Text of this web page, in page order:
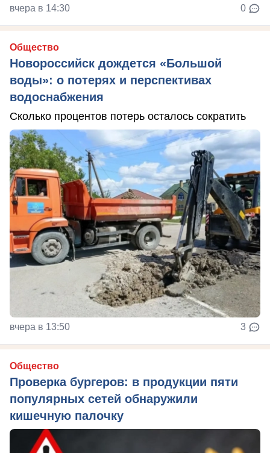
вчера в 14:30 0
Общество
Новороссийск дождется «Большой
воды»: о потерях и перспективах
водоснабжения
Сколько процентов потерь осталось сократить
вчера в 13:50 3
Общество
Проверка бургеров: в продукции пяти
популярных сетей обнаружили
кишечную палочку